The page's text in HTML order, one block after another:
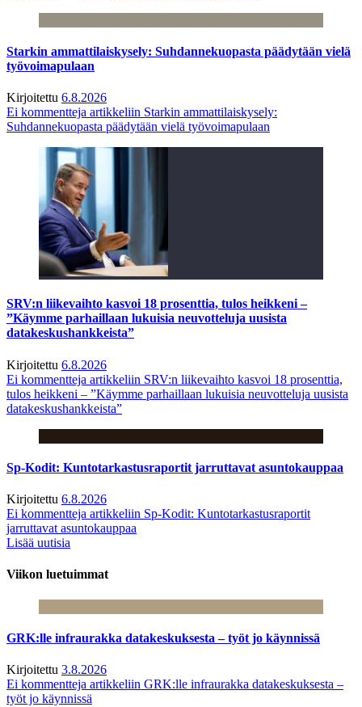
Starkin ammattilaiskysely: Suhdannekuopasta päädytään vielä
työvoimapulaan
Kirjoitettu 6.8.2026
Ei kommentteja artikkeliin Starkin ammattilaiskysely:
Suhdannekuopasta päädytään vielä työvoimapulaan
SRV:n liikevaihto kasvoi 18 prosenttia, tulos heikkeni –
”Käymme parhaillaan lukuisia neuvotteluja uusista
datakeskushankkeista”
Kirjoitettu 6.8.2026
Ei kommentteja artikkeliin SRV:n liikevaihto kasvoi 18 prosenttia,
tulos heikkeni – ”Käymme parhaillaan lukuisia neuvotteluja uusista
datakeskushankkeista”
Sp-Kodit: Kuntotarkastusraportit jarruttavat asuntokauppaa
Kirjoitettu 6.8.2026
Ei kommentteja artikkeliin Sp-Kodit: Kuntotarkastusraportit
jarruttavat asuntokauppaa
Lisää uutisia
Viikon luetuimmat
GRK:lle infraurakka datakeskuksesta – työt jo käynnissä
Kirjoitettu 3.8.2026
Ei kommentteja artikkeliin GRK:lle infraurakka datakeskuksesta –
työt jo käynnissä